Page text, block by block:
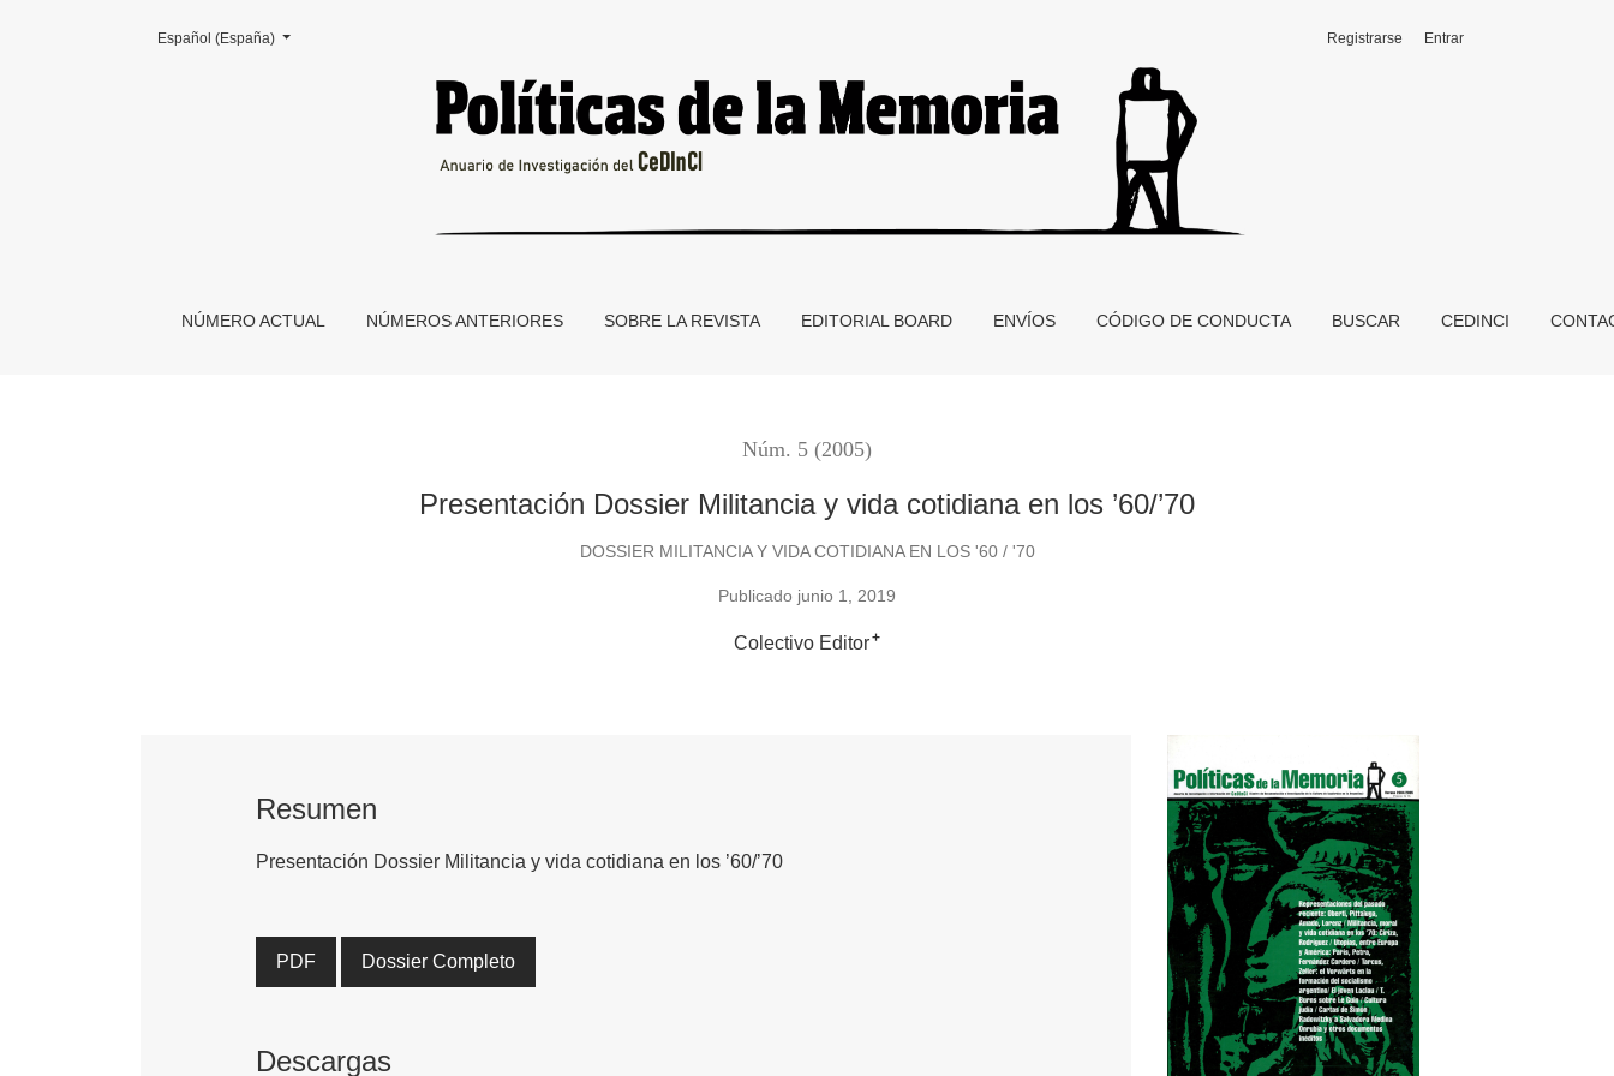
Presentación Dossier Militancia y vida cotidiana en los ’60/’70
NÚMERO ACTUAL NÚMEROS ANTERIORES SOBRE LA REVISTA EDITORIAL BOARD ENVÍOS CÓDIGO DE CONDUCTA BUSCAR CEDINCI
Registrarse Entrar
Cambiar el idioma. El actual es:
Español (España)
Núm. 5 (2005)
Presentación Dossier Militancia y vida cotidiana en los ’60/’70
DOSSIER MILITANCIA Y VIDA COTIDIANA EN LOS '60 / '70
Publicado junio 1, 2019
Colectivo Editor+
Resumen
Presentación Dossier Militancia y vida cotidiana en los ’60/’70
PDF Dossier Completo
Descargas